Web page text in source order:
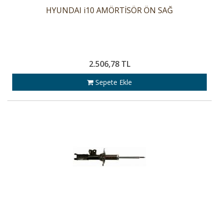
HYUNDAI i10 AMÖRTİSÖR ÖN SAĞ
2.506,78 TL
Sepete Ekle